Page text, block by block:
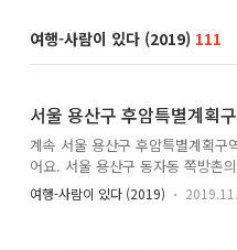
여행-사람이 있다 (2019) 111
서울 용산구 후암특별계획
계속 서울 용산구 후암특별계획구
어요. 서울 용산구 동자동 쪽방촌
동에 대한 자료는 별로 없어요. 서
울의 악명 높은 판자촌이자 윤락
여행-사람이 있다 (2019)